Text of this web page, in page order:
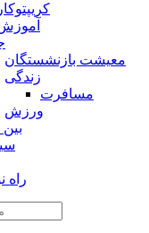
معیشت بازنشستگان
زندگی
مسافرت
ورزش
بین
راه